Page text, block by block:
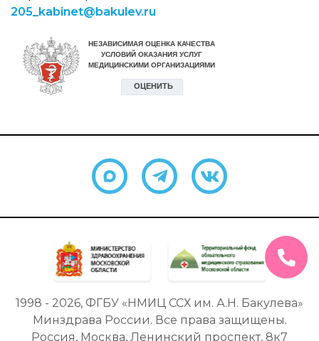
205_kabinet@bakulev.ru
1998 - 2026, ФГБУ «НМИЦ ССХ им. А.Н. Бакулева»
Минздрава России. Все права защищены.
Россия, Москва, Ленинский проспект, 8к7